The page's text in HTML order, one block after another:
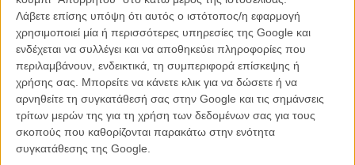
Λάβετε επίσης υπόψη ότι αυτός ο ιστότοπος/η εφαρμογή
χρησιμοποιεί μία ή περισσότερες υπηρεσίες της Google και
ενδέχεται να συλλέγει και να αποθηκεύει πληροφορίες που
περιλαμβάνουν, ενδεικτικά, τη συμπεριφορά επίσκεψης ή
χρήσης σας. Μπορείτε να κάνετε κλικ για να δώσετε ή να
αρνηθείτε τη συγκατάθεσή σας στην Google και τις σημάνσεις
τρίτων μερών της για τη χρήση των δεδομένων σας για τους
σκοπούς που καθορίζονται παρακάτω στην ενότητα
συγκατάθεσης της Google.
κάποιος τους λόγους για να δικαιολογήσει την ύπαρξή της, πέρα
από το όποιο απενοχοποιημένο gore. Και μπορεί η ταινία
προσφέρει άπλετο αίμα, κάποιους φρικιαστικούς θανάτους και μια
κάπως άβολη σκηνή σεξ, μοιάζει όμως ανίκανη να δώσει κάτι
παραπάνω στην όποια, τραβηγμένη από τα μαλλιά πια, μυθολογία
της σειράς.
Το «Leatherface», όπως και οι προκάτοχοί του, το μόνο που
κάνουν είναι να βεβηλώνουν τον μύθο και τους χαρακτήρες της
σειράς, Γεμάτο από σεναριακές τρύπες, εξωφρενική αφηγηματική